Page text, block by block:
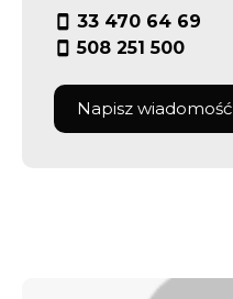
33 470 64 69
508 251 500
Napisz wiadomość